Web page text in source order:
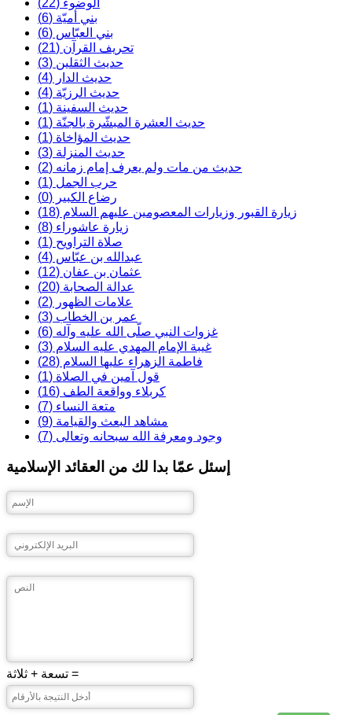
الوضوء (22)
بني أميّة (6)
بني العبّاس (6)
تحريف القرآن (21)
حديث الثقلين (3)
حديث الدار (4)
حديث الرزيّة (4)
حديث السفينة (1)
حديث العشرة المبشّرة بالجنّة (1)
حديث المؤاخاة (1)
حديث المنزلة (3)
حديث من مات ولم يعرف إمام زمانه (2)
حرب الجمل (1)
رضاع الكبير (0)
زيارة القبور وزيارات المعصومين عليهم السلام (18)
زيارة عاشوراء (8)
صلاة التراويح (1)
عبدالله بن عبّاس (4)
عثمان بن عفان (12)
عدالة الصحابة (20)
علامات الظهور (2)
عمر بن الخطاب (3)
غزوات النبي صلّى الله عليه وآله (6)
غيبة الإمام المهدي عليه السلام (3)
فاطمة الزهراء عليها السلام (28)
قول آمين في الصلاة (1)
كربلاء وواقعة الطف (16)
متعة النساء (7)
مشاهد البعث والقيامة (9)
وجود ومعرفة الله سبحانه وتعالى (7)
إسئل عمّا بدا لك من العقائد الإسلامية
تسعة + ثلاثة =